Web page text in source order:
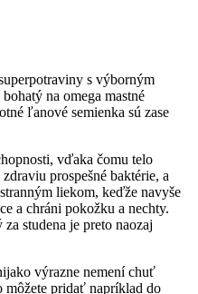
s výborným
na omega mastné
ľanové semienka sú zase
vďaka čomu telo
prospešné baktérie, a
liekom, keďže navyše
a chráni pokožku a nechty.
studena je preto naozaj
výrazne nemení chuť
môžete pridať napríklad do